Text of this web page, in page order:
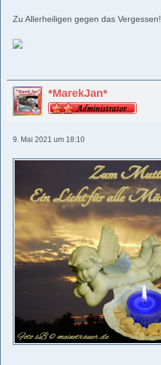
Zu Allerheiligen gegen das Vergessen!
*MarekJan*
9. Mai 2021 um 18:10